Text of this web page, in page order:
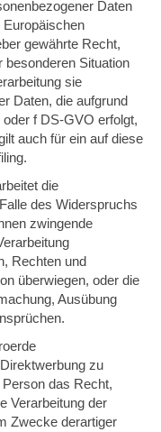
Daten
gewährte Recht,
besonderen Situation
sie
Daten, die aufgrund
f DS-GVO erfolgt,
auch für ein auf diese
die
des Widerspruchs
zwingende
Rechten und
überwiegen, oder die
Ausübung
zu
das Recht,
Verarbeitung der
Zwecke derartiger